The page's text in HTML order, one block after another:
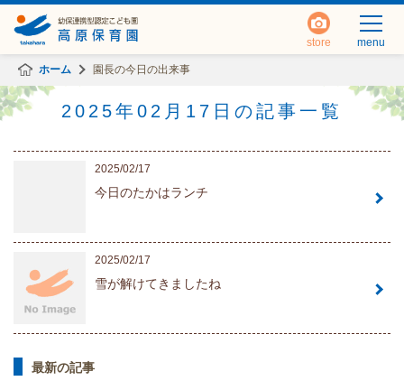
menu
store
ホーム 園長の今日の出来事
2025年02月17日の記事一覧
2025/02/17
今日のたかはランチ
2025/02/17
雪が解けてきましたね
最新の記事